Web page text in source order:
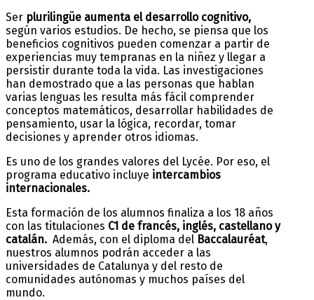
Ser plurilingüe aumenta el desarrollo cognitivo,
según varios estudios. De hecho, se piensa que los
beneficios cognitivos pueden comenzar a partir de
experiencias muy tempranas en la niñez y llegar a
persistir durante toda la vida. Las investigaciones
han demostrado que a las personas que hablan
varias lenguas les resulta más fácil comprender
conceptos matemáticos, desarrollar habilidades de
pensamiento, usar la lógica, recordar, tomar
decisiones y aprender otros idiomas.
Es uno de los grandes valores del Lycée. Por eso, el
programa educativo incluye intercambios
internacionales.
Esta formación de los alumnos finaliza a los 18 años
con las titulaciones C1 de francés, inglés, castellano y
catalán. Además, con el diploma del Baccalauréat,
nuestros alumnos podrán acceder a las
universidades de Catalunya y del resto de
comunidades autónomas y muchos países del
mundo.